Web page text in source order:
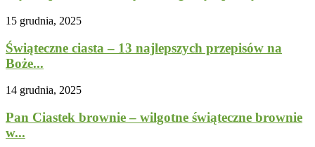
15 grudnia, 2025
Świąteczne ciasta – 13 najlepszych przepisów na
Boże...
14 grudnia, 2025
Pan Ciastek brownie – wilgotne świąteczne brownie
w...